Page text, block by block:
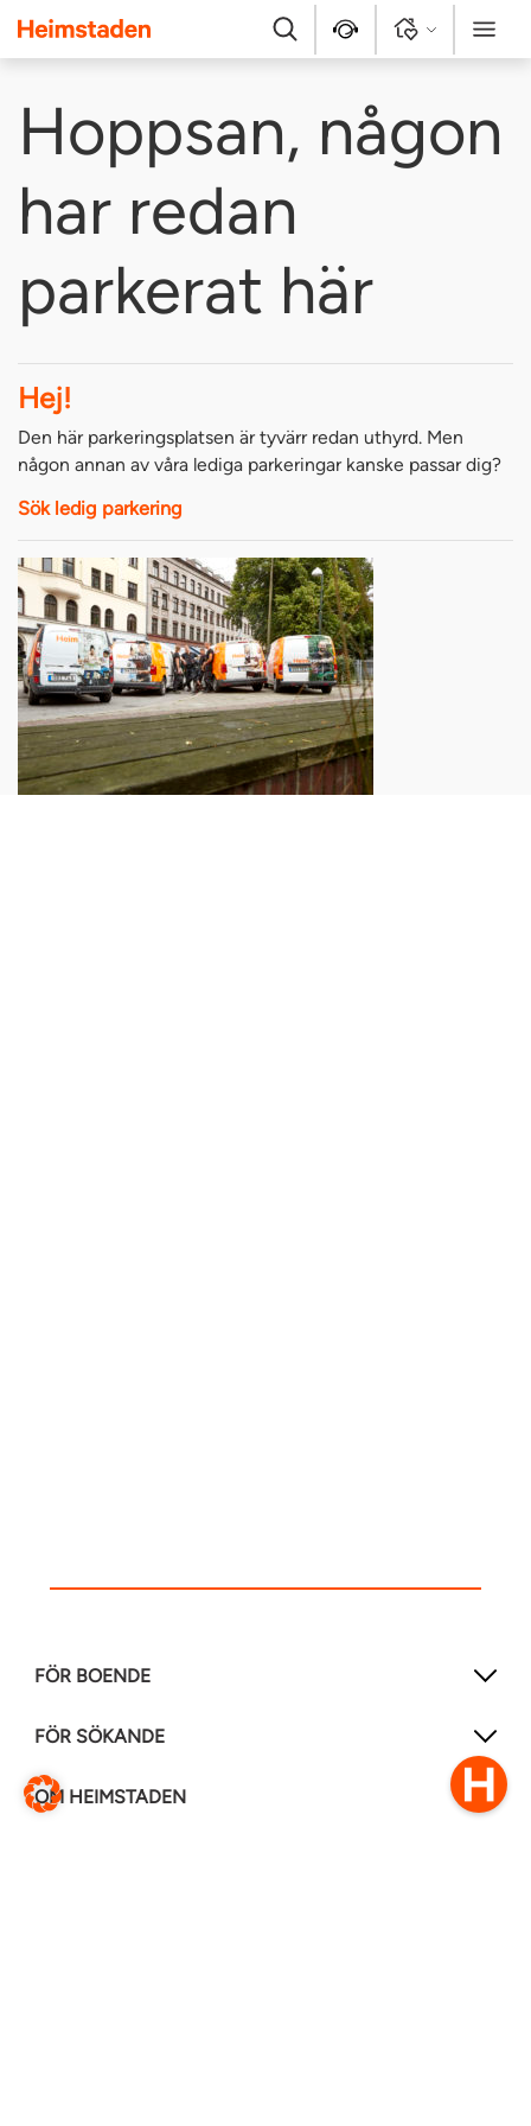
Heimstaden
Sök Kontakt Logga in Meny
Hoppsan, någon
har redan
parkerat här
Hej!
Den här parkeringsplatsen är tyvärr redan uthyrd. Men
någon annan av våra lediga parkeringar kanske passar dig?
Sök ledig parkering
FÖR BOENDE
FÖR SÖKANDE
OM HEIMSTADEN